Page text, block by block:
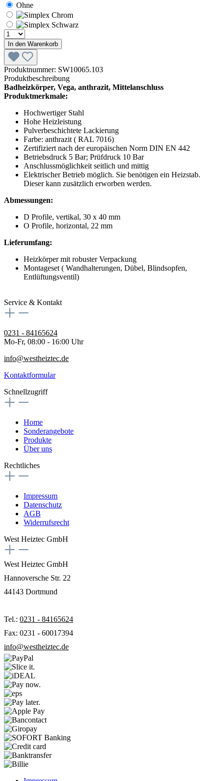
Ohne
In den Warenkorb
Produktnummer: SW10065.103
Produktbeschreibung
Badheizkörper, Vega, anthrazit, Mittelanschluss
Produktmerkmale:
Hochwertiger Stahl
Hohe Heizleistung
Pulverbeschichtete Lackierung
Farbe: anthrazit ( RAL 7016)
Zertifiziert nach der europäischen Norm DIN EN 442
Betriebsdruck 5 Bar; Prüfdruck 10 Bar
Anschlussmöglichkeit seitlich und mittig
Elektrischer Betrieb möglich. Sie benötigen ein Heizstab.
Dieser kann zusätzlich erworben werden.
Abmessungen:
D Profile, vertikal, 30 x 40 mm
O Profile, horizontal, 22 mm
Lieferumfang:
Heizkörper mit robuster Verpackung
Montageset ( Wandhalterungen, Dübel, Blindsopfen,
Entlüftungsventil)
Service & Kontakt
0231 - 84165624
Mo-Fr, 08:00 - 16:00 Uhr
info@westheiztec.de
Kontaktformular
Schnellzugriff
Home
Sonderangebote
Produkte
Über uns
Rechtliches
Impressum
Datenschutz
AGB
Widerrufsrecht
West Heiztec GmbH
West Heiztec GmbH
Hannoversche Str. 22
44143 Dortmund
Tel.: 0231 - 84165624
Fax: 0231 - 60017394
info@westheiztec.de